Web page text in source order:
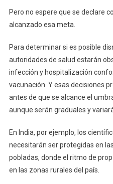
Pero no espere que se declare
alcanzado esa meta.
Para determinar si es posible
autoridades de salud estarán
infección y hospitalización
vacunación. Y esas decisiones
antes de que se alcance el
aunque serán graduales y
En India, por ejemplo, los
necesitarán ser protegidas en
pobladas, donde el ritmo de
en las zonas rurales del país.